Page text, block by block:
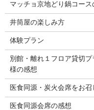
マッチョ京地どり鍋コース
井筒屋の楽しみ方
体験プラン
別館・離れ１フロア貸切
様の感想
医食同源・炭火会席をお
医食同源会席の感想